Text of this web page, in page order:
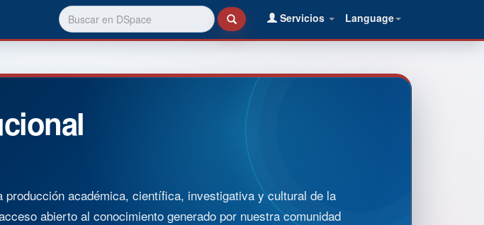
Language
Servicios
académica, científica, investigativa y cultural de la
abierto al conocimiento generado por nuestra comunidad